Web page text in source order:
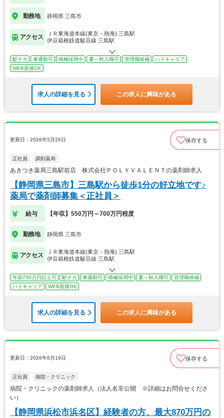
勤務地 静岡県 三島市
アクセス
ＪＲ東海道本線(東京－熱海) 三島駅
伊豆箱根鉄道駿豆線 三島駅
駅チカ 車通勤可 積極採用中 夏～秋入職可 管理職候補
ハイキャリア
WEB面接OK
求人の詳細を見る この求人に興味がある
更新日：2026年5月26日 保存する
正社員 調剤薬局
あきつき薬局三島駅前店 株式会社ＰＯＬＹＶＡＬＥＮＴの薬剤師求人
【静岡県三島市】三島駅から徒歩1分の好立地です♪
薬局で薬剤師募集＜正社員＞
給与 【年収】550万円～700万円程度
勤務地 静岡県 三島市
アクセス
ＪＲ東海道本線(東京－熱海) 三島駅
伊豆箱根鉄道駿豆線 三島駅
年収700万円以上可 駅チカ 車通勤可 積極採用中 夏～秋入職可
管理職候補
ハイキャリア
WEB面接OK
求人の詳細を見る この求人に興味がある
更新日：2026年6月19日 保存する
正社員 病院・クリニック
病院・クリニックの薬剤師求人（法人名非公開 ※詳細はお問合せくださ
い）
【静岡県浜松市浜名区】経験者の方、最大870万円の